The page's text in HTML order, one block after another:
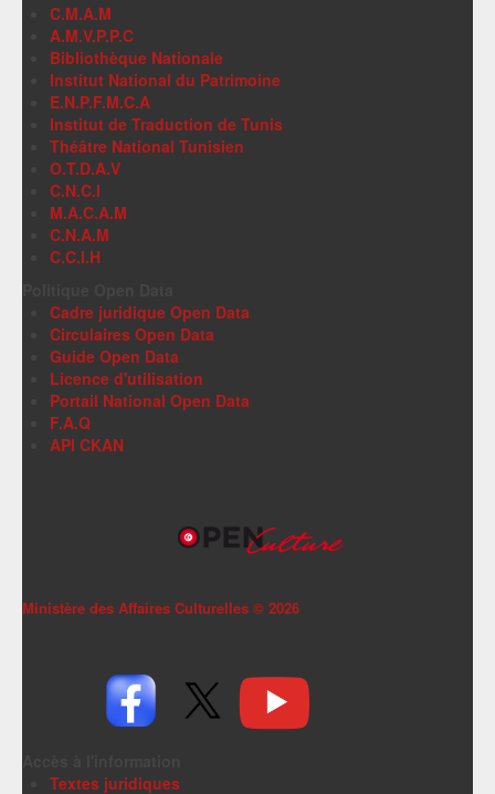
C.M.A.M
A.M.V.P.P.C
Bibliothèque Nationale
Institut National du Patrimoine
E.N.P.F.M.C.A
Institut de Traduction de Tunis
Théâtre National Tunisien
O.T.D.A.V
C.N.C.I
M.A.C.A.M
C.N.A.M
C.C.I.H
Cadre juridique Open Data
Circulaires Open Data
Guide Open Data
Licence d'utilisation
Portail National Open Data
F.A.Q
API CKAN
Ministère des Affaires Culturelles © 2026
Textes juridiques